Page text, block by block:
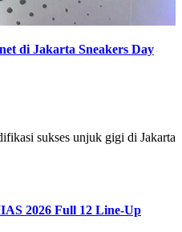
di Jakarta Sneakers Day
sukses unjuk gigi di Jakarta
2026 Full 12 Line-Up